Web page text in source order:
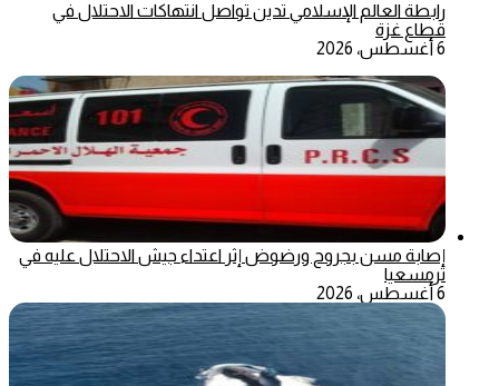
رابطة العالم الإسلامي تدين تواصل انتهاكات الاحتلال في
قطاع غزة
6 أغسطس، 2026
إصابة مسن بجروح ورضوض إثر اعتداء جيش الاحتلال عليه في
ترمسعيا
6 أغسطس، 2026